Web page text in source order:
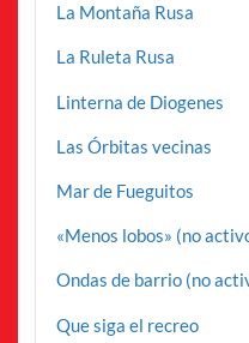
La Montaña Rusa
La Ruleta Rusa
Linterna de Diogenes
Las Órbitas vecinas
Mar de Fueguitos
«Menos lobos» (no
Ondas de barrio (no
Que siga el recreo